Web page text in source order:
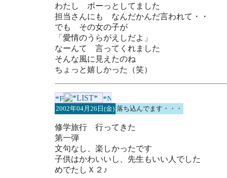
わたし ボーっとしてました
担当さんにも なんだかんだ言われて・・
でも その女の子が
「愛情のうらがえしだよ」
なーんて 言ってくれました
そんな風に見えたのね
ちょっと嬉しかった（笑）
2002年04月26日(金) 落ち込んでます・・・
修学旅行 行ってきた
第一弾
文句なし、楽しかったです
子供はかわいいし、先生もいい人でした
めでたしＸ２♪